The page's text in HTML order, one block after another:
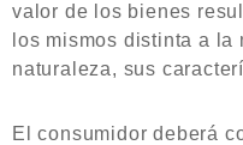
valor de los bienes
los mismos distinta a
naturaleza, sus
El consumidor deberá